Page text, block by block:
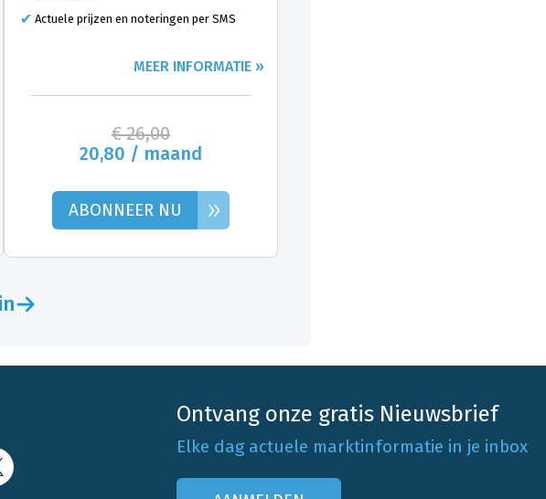
Actuele prijzen en noteringen per SMS
MEER INFORMATIE »
€ 26,00
20,80 / maand
ABONNEER NU »
Ontvang onze gratis Nieuwsbrief
Elke dag actuele marktinformatie in je inbox